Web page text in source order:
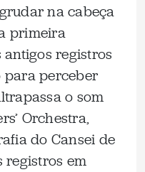
na cabeça
primeira
registros
perceber
o som
Orchestra,
do Cansei de
registros em